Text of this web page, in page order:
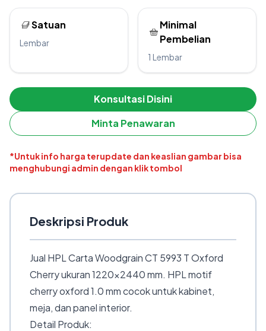
Satuan
Lembar
Minimal
Pembelian
1 Lembar
Konsultasi Disini
Minta Penawaran
*Untuk info harga terupdate dan keaslian gambar bisa
menghubungi admin dengan klik tombol
Deskripsi Produk
Jual HPL Carta Woodgrain CT 5993 T Oxford
Cherry ukuran 1220×2440 mm. HPL motif
cherry oxford 1.0 mm cocok untuk kabinet,
meja, dan panel interior.
Detail Produk: